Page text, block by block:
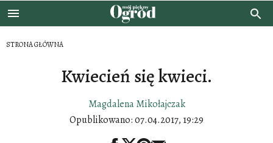
STRONA GŁÓWNA
Kwiecień się kwieci.
Magdalena Mikołajczak
Opublikowano:07.04.2017, 19:29